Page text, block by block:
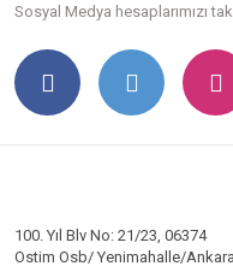
Sosyal Medya hesaplarımızı
100. Yıl Blv No: 21/23, 06374
Ostim Osb/ Yenimahalle/Ankara